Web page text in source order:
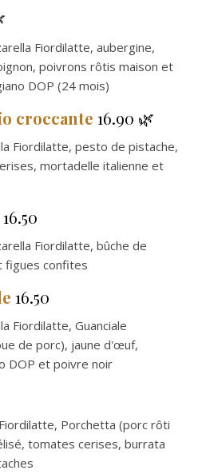
Fiordilatte, aubergine,
poivrons rôtis maison et
DOP (24 mois)
croccante 16.90 🌿
Fiordilatte, pesto de pistache,
mortadelle italienne et
16.50
Fiordilatte, bûche de
figues confites
16.50
Fiordilatte, Guanciale
de porc), jaune d'œuf,
DOP et poivre noir
Porchetta (porc rôti
tomates cerises, burrata